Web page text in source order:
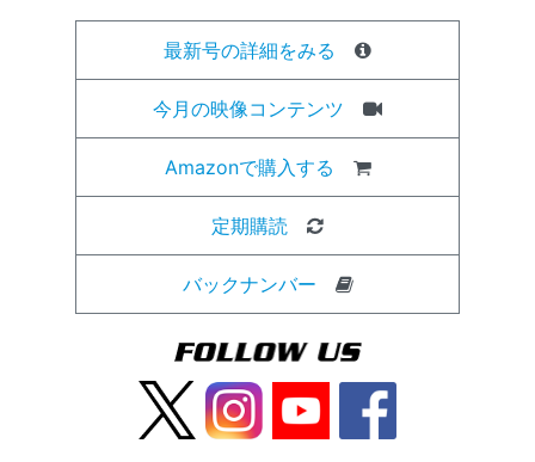
最新号の詳細をみる
今月の映像コンテンツ
Amazonで購入する
定期購読
バックナンバー